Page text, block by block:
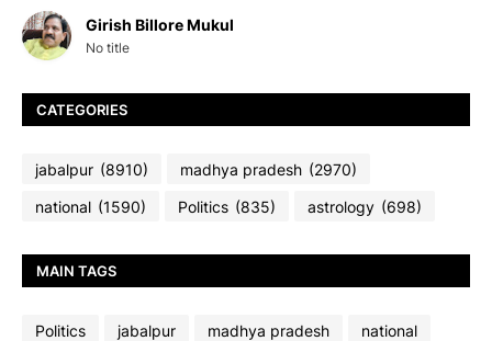
Girish Billore Mukul
No title
CATEGORIES
jabalpur (8910) madhya pradesh (2970)
national (1590) Politics (835) astrology (698)
MAIN TAGS
Politics jabalpur madhya pradesh national